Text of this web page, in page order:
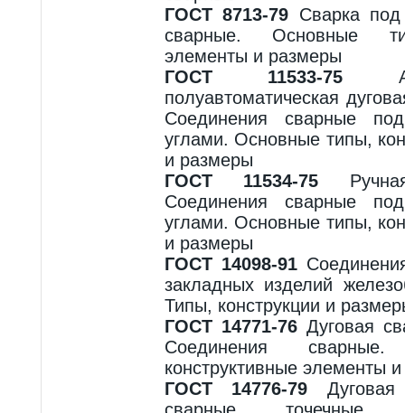
ГОСТ 8713-79 Сварка
сварные. Основные
элементы и размеры
ГОСТ 11533-75
полуавтоматическая
Соединения сварные
углами. Основные типы,
и размеры
ГОСТ 11534-75
Соединения сварные
углами. Основные типы,
и размеры
ГОСТ 14098-91
закладных изделий
Типы, конструкции и
ГОСТ 14771-76Дуговая
Соединения
конструктивные элементы
ГОСТ 14776-79 Дуговая
сварные